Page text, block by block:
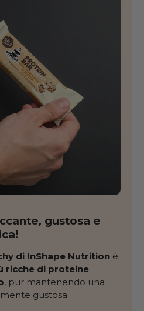
gustosa e
di InShape Nutrition è
ricche di proteine
, pur mantenendo una
gustosa.